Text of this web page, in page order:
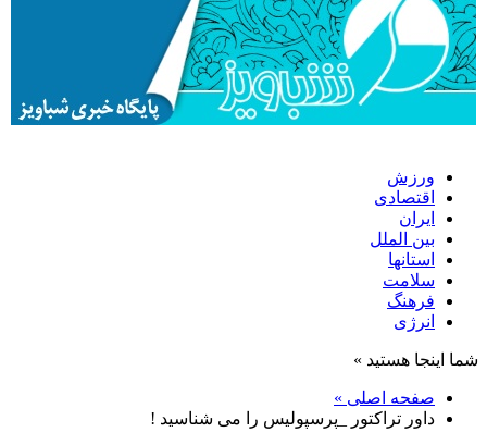
ورزش
اقتصادی
ایران
بین الملل
استانها
سلامت
فرهنگ
انرژی
شما اینجا هستید »
صفحه اصلی »
داور تراکتور _پرسپولیس را می شناسید !